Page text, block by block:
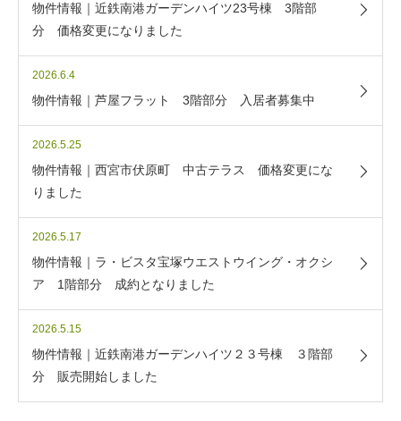
物件情報｜近鉄南港ガーデンハイツ23号棟 3階部
分 価格変更になりました
2026.6.4
物件情報｜芦屋フラット 3階部分 入居者募集中
2026.5.25
物件情報｜西宮市伏原町 中古テラス 価格変更にな
りました
2026.5.17
物件情報｜ラ・ビスタ宝塚ウエストウイング・オクシ
ア 1階部分 成約となりました
2026.5.15
物件情報｜近鉄南港ガーデンハイツ２３号棟 ３階部
分 販売開始しました